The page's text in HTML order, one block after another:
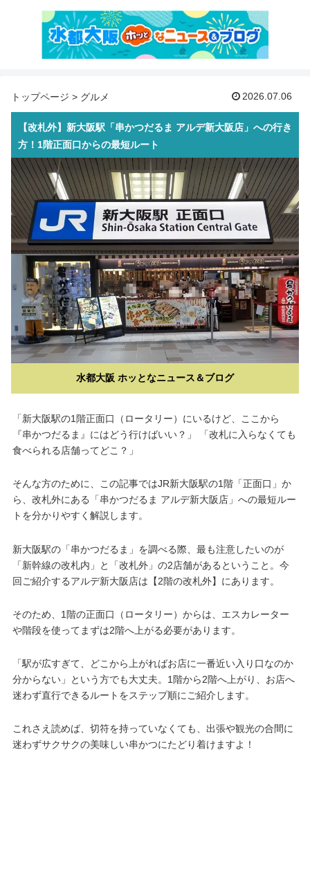
トップページ > グルメ 2026.07.06
【改札外】新大阪駅「串かつだるま アルデ新大阪店」への行き
方！1階正面口からの最短ルート
水都大阪 ホッとなニュース＆ブログ
「新大阪駅の1階正面口（ロータリー）にいるけど、ここから
『串かつだるま』にはどう行けばいい？」 「改札に入らなくても
食べられる店舗ってどこ？」
そんな方のために、この記事ではJR新大阪駅の1階「正面口」か
ら、改札外にある「串かつだるま アルデ新大阪店」への最短ルー
トを分かりやすく解説します。
新大阪駅の「串かつだるま」を調べる際、最も注意したいのが
「新幹線の改札内」と「改札外」の2店舗があるということ。今
回ご紹介するアルデ新大阪店は【2階の改札外】にあります。
そのため、1階の正面口（ロータリー）からは、エスカレーター
や階段を使ってまずは2階へ上がる必要があります。
「駅が広すぎて、どこから上がればお店に一番近い入り口なのか
分からない」という方でも大丈夫。1階から2階へ上がり、お店へ
迷わず直行できるルートをステップ順にご紹介します。
これさえ読めば、切符を持っていなくても、出張や観光の合間に
迷わずサクサクの美味しい串かつにたどり着けますよ！